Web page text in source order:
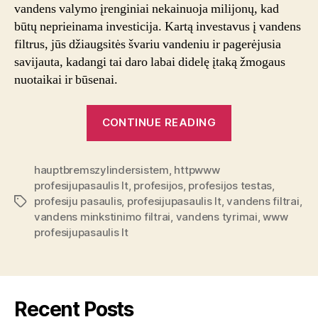
vandens valymo įrenginiai nekainuoja milijonų, kad
būtų neprieinama investicija. Kartą investavus į vandens
filtrus, jūs džiaugsitės švariu vandeniu ir pagerėjusia
savijauta, kadangi tai daro labai didelę įtaką žmogaus
nuotaikai ir būsenai.
CONTINUE READING
vanduo”
Tags
hauptbremszylindersistem httpwww
profesijupasaulis lt, profesijos, profesijos testas
profesiju pasaulis, profesijupasaulis lt,vandens filtrai
vandens minkstinimo filtrai vandens tyrimai ,www
profesijupasaulis lt
Recent Posts